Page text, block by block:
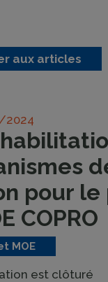
aux articles
2024
pour le
COPRO
MOE
est clôturé